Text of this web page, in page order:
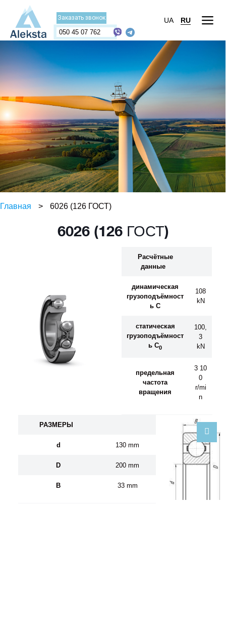
Заказать звонок
050 45 07 762
UA RU
Главная > 6026 (126 ГОСТ)
6026 (126 ГОСТ)
Расчётные
данные
динамическая
грузоподъёмност
ь C
108
kN
статическая
грузоподъёмност
ь C0
100,
3
kN
предельная
частота
вращения
3 10
0
r/mi
n
РАЗМЕРЫ
d 130 mm
D 200 mm
B 33 mm